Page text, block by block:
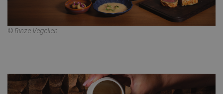
© Rinze Vegelien